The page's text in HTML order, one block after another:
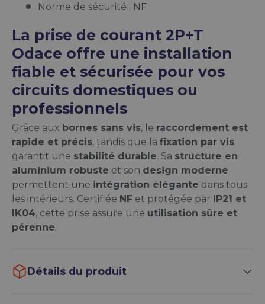
Norme de sécurité : NF
La prise de courant 2P+T
Odace offre une installation
fiable et sécurisée pour vos
circuits domestiques ou
professionnels
Grâce aux bornes sans vis, le raccordement est
rapide et précis, tandis que la fixation par vis
garantit une stabilité durable. Sa structure en
aluminium robuste et son design moderne
permettent une intégration élégante dans tous
les intérieurs. Certifiée NF et protégée par
IP21 et
IK04, cette prise assure une utilisation sûre et
pérenne.
Détails du produit